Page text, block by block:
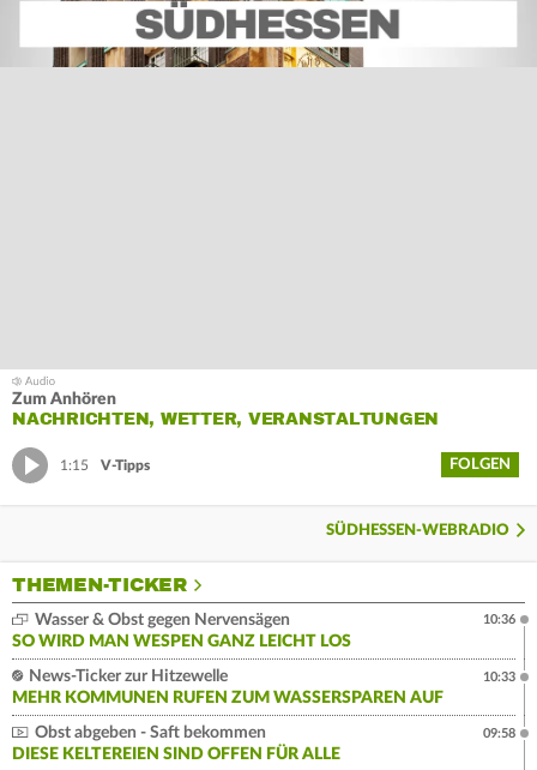
Zum Anhören
NACHRICHTEN, WETTER, VERANSTALTUNGEN
1:15 V-Tipps FOLGEN
SÜDHESSEN-WEBRADIO
THEMEN-TICKER
Wasser & Obst gegen Nervensägen
SO WIRD MAN WESPEN GANZ LEICHT LOS
10:36
News-Ticker zur Hitzewelle
MEHR KOMMUNEN RUFEN ZUM WASSERSPAREN AUF
10:33
Obst abgeben - Saft bekommen
DIESE KELTEREIEN SIND OFFEN FÜR ALLE
09:58